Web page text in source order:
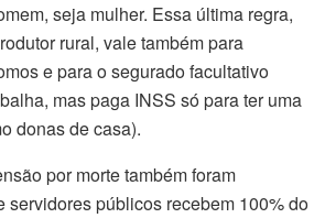
seja mulher. Essa última regra,
rural, vale também para
e para o segurado facultativo
mas paga INSS só para ter uma
donas de casa).
por morte também foram
servidores públicos recebem 100% do